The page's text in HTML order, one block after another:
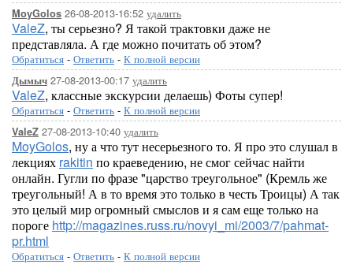
MoyGolos 26-08-2013-16:52 удалить
ValeZ, ты серьезно? Я такой трактовки даже не
представляла. А где можно почитать об этом?
Обратиться - Ответить - К полной версии
Дымыч 27-08-2013-00:17 удалить
ValeZ, классные экскурсии делаешь) Фоты супер!
Обратиться - Ответить - К полной версии
ValeZ 27-08-2013-10:40 удалить
MoyGolos, ну а что тут несерьезного то. Я про это слушал в
лекциях rakitin по краеведению, не смог сейчас найти
онлайн. Гугли по фразе "царство треугольное" (Кремль же
треугольный! А в то время это только в честь Троицы) А так
это целый мир огромный смыслов и я сам еще только на
пороге http://magazines.russ.ru/novyi_mi/2003/7/pahmat-
pr.html
Обратиться - Ответить - К полной версии